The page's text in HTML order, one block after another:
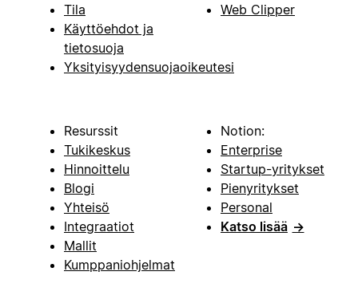
Tila
Käyttöehdot ja
tietosuoja
Yksityisyydensuojaoikeutesi
Web Clipper
Resurssit
Tukikeskus
Hinnoittelu
Blogi
Yhteisö
Integraatiot
Mallit
Kumppaniohjelmat
Notion:
Enterprise
Startup-yritykset
Pienyritykset
Personal
Katso lisää →